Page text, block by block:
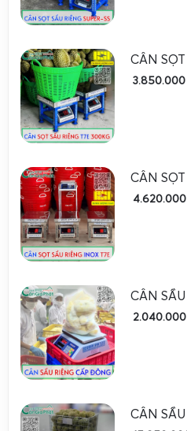
Đảm bảo an toàn vệ
Độ bền cơ học cao, chịu
pallet.
Giữ được độ sáng đẹp
điện.
200kg 300kg
Bảng thông số kỹ thuật chi
chọn đúng cấu hình cân phù
Thông số
Tải trọng tối đa
100kg
Bước nhảy (độ chia)
Kích thước mặt bàn
cân
CÂN
3.850.000
CÂN
4.620.000
CÂN
2.040.000
CÂN